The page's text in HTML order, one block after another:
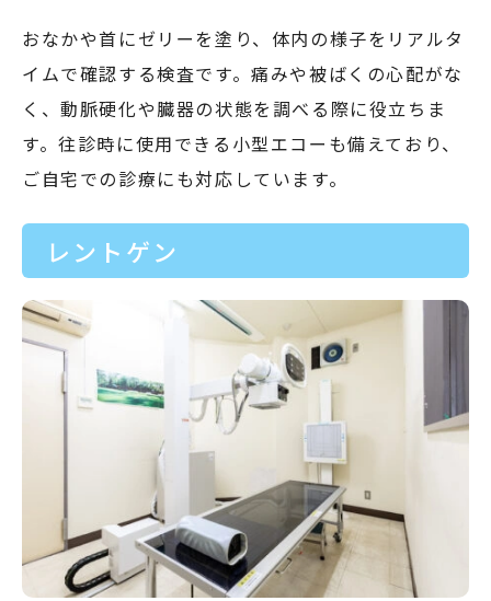
おなかや首にゼリーを塗り、体内の様子をリアルタ
イムで確認する検査です。痛みや被ばくの心配がな
く、動脈硬化や臓器の状態を調べる際に役立ちま
す。往診時に使用できる小型エコーも備えており、
ご自宅での診療にも対応しています。
レントゲン